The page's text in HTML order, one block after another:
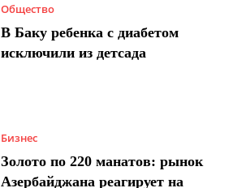
Общество
В Баку ребенка с диабетом
исключили из детсада
Бизнес
Золото по 220 манатов: рынок
Азербайджана реагирует на